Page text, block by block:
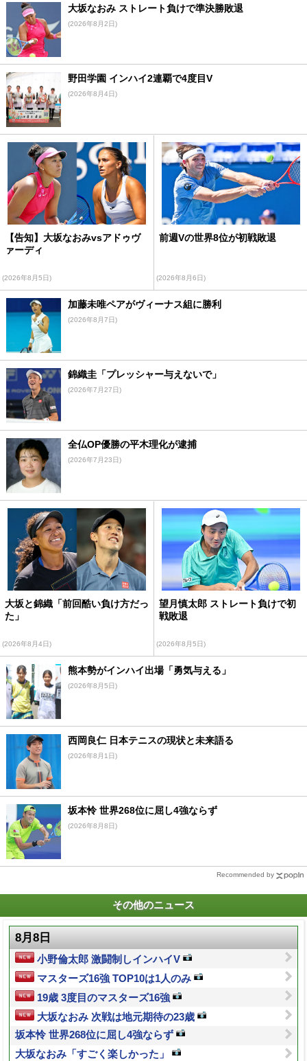
大坂なおみ ストレート負けで準決勝敗退
(2026年8月2日)
野田学園 インハイ2連覇で4度目V
(2026年8月4日)
【告知】大坂なおみvsアドゥヴ
ァーディ
(2026年8月5日)
前週Vの世界8位が初戦敗退
(2026年8月6日)
加藤未唯ペアがヴィーナス組に勝利
(2026年8月7日)
錦織圭「プレッシャー与えないで」
(2026年7月27日)
全仏OP優勝の平木理化が逮捕
(2026年7月23日)
大坂と錦織「前回酷い負け方だっ
た」
(2026年8月4日)
望月慎太郎 ストレート負けで初
戦敗退
(2026年8月5日)
熊本勢がインハイ出場「勇気与える」
(2026年8月5日)
西岡良仁 日本テニスの現状と未来語る
(2026年8月1日)
坂本怜 世界268位に屈し4強ならず
(2026年8月8日)
Recommended by
その他のニュース
8月8日
小野倫太郎 激闘制しインハイV
マスターズ16強 TOP10は1人のみ
19歳 3度目のマスターズ16強
大坂なおみ 次戦は地元期待の23歳
坂本怜 世界268位に屈し4強ならず
大坂なおみ「すごく楽しかった」